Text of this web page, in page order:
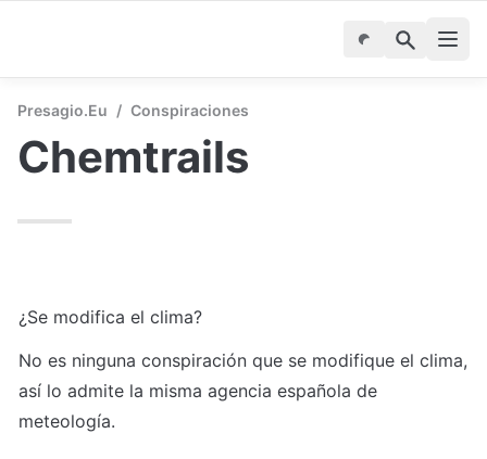
Presagio.eu / Conspiraciones
Chemtrails
¿Se modifica el clima?
No es ninguna conspiración que se modifique el clima,
así lo admite la misma agencia española de
meteología.